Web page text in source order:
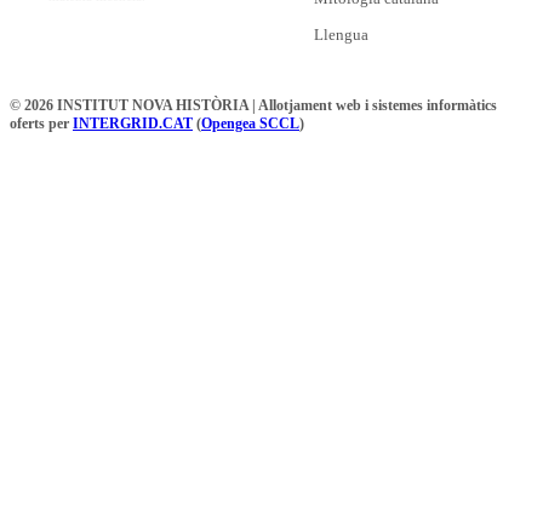
Llengua
© 2026 INSTITUT NOVA HISTÒRIA | Allotjament web i sistemes informàtics
oferts per INTERGRID.CAT (Opengea SCCL)